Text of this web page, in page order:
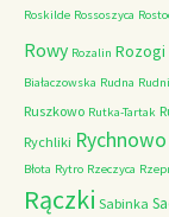
Roskilde Rossoszyca
Rowy Rozalin Rozogi
Białaczowska Rudna
Ruszkowo Rutka-Tartak
Rychliki Rychnowo
Błota Rytro Rzeczyca
Rączki Sabinka